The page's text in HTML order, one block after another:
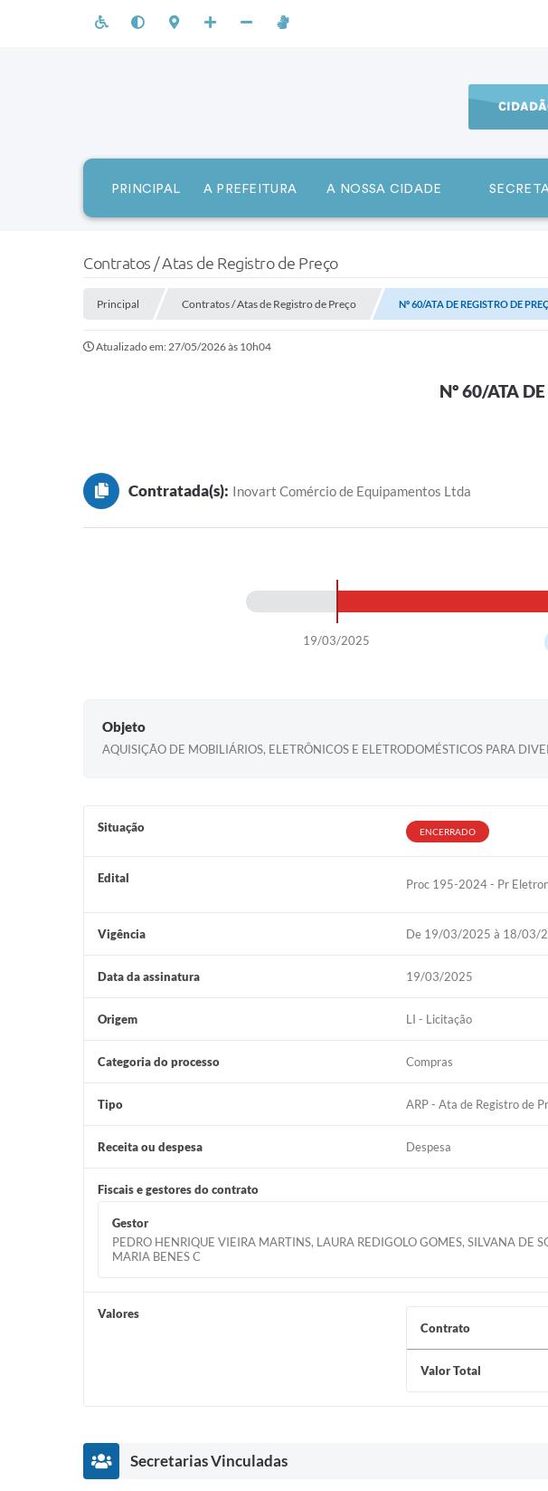
PRINCIPAL A PREFEITURA A NOSSA CIDADE
Contratos / Atas de Registro de Preço
Principal Contratos / Atas de Registro de Preço Nº 60/ATA DE REGISTRO DE
Atualizado em: 27/05/2026 às 10h04
Nº 60/ATA
Contratada(s): Inovart Comércio de Equipamentos Ltda
19/03/2025
Objeto
AQUISIÇÃO DE MOBILIÁRIOS, ELETRÔNICOS E ELETRODOMÉSTICOS PARA
Situação ENCERRADO
Edital Proc 195-2024 - Pr
Vigência De 19/03/2025 à 18/03/
Data da assinatura 19/03/2025
Origem LI - Licitação
Categoria do processo Compras
Tipo ARP - Ata de Registro de
Receita ou despesa Despesa
Fiscais e gestores do contrato
Gestor
PEDRO HENRIQUE VIEIRA MARTINS, LAURA REDIGOLO GOMES, SILVANA DE
MARIA BENES C
Valores
Contrato
Valor Total
Secretarias Vinculadas